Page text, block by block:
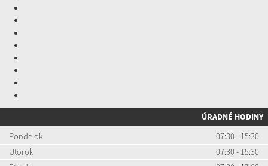
ÚRADNÉ HODINY
Pondelok
07:30 - 15:30
Utorok
07:30 - 15:30